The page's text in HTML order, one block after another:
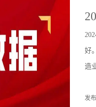
好
造
发